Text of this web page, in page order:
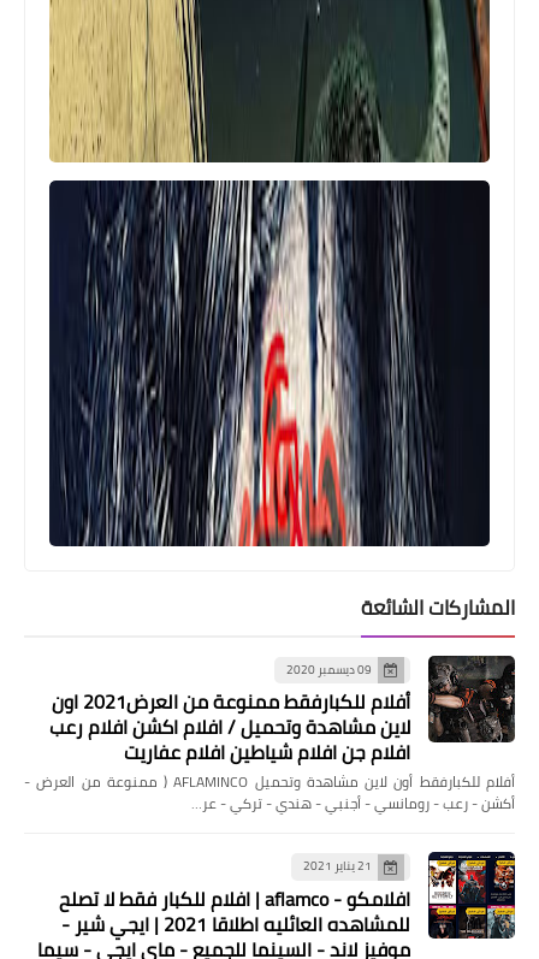
مسلسلات وافلام
تم الكشف عن سلسلة "The Book of Boba
منوعات
50 نوعًا من اللقطات والزوايا في الفيلم) /
HOW TO SHOT LIST
منوعات
المشاركات الشائعة
09 ديسمبر 2020
أفلام للكبارفقط ممنوعة من العرض2021 اون
لاين مشاهدة وتحميل / افلام اكشن افلام رعب
افلام جن افلام شياطين افلام عفاريت
أفلام للكبارفقط أون لاين مشاهدة وتحميل AFLAMINCO ( ممنوعة من العرض -
أكشن - رعب - رومانسي - أجنبي - هندي - تركي - عر…
21 يناير 2021
افلامكو - aflamco | افلام للكبار فقط لا تصلح
للمشاهده العائليه اطلاقا 2021 | ايجي شير -
موفيز لاند - السينما للجميع - ماي ايجي - سيما